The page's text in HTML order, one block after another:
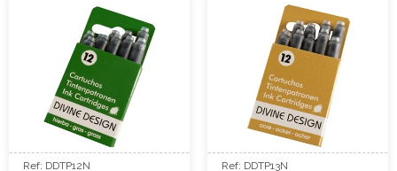
Ref: DDTP12N Ref: DDTP13N